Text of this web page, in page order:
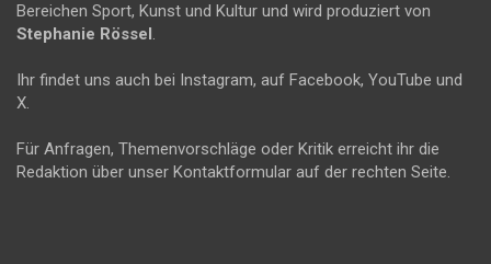
Bereichen Sport, Kunst und Kultur und wird produziert von
Stephanie Rössel .
Ihr findet uns auch bei Instagram, auf Facebook, YouTube und
X.
Für Anfragen, Themenvorschläge oder Kritik erreicht ihr die
Redaktion über unser Kontaktformular auf der rechten Seite.